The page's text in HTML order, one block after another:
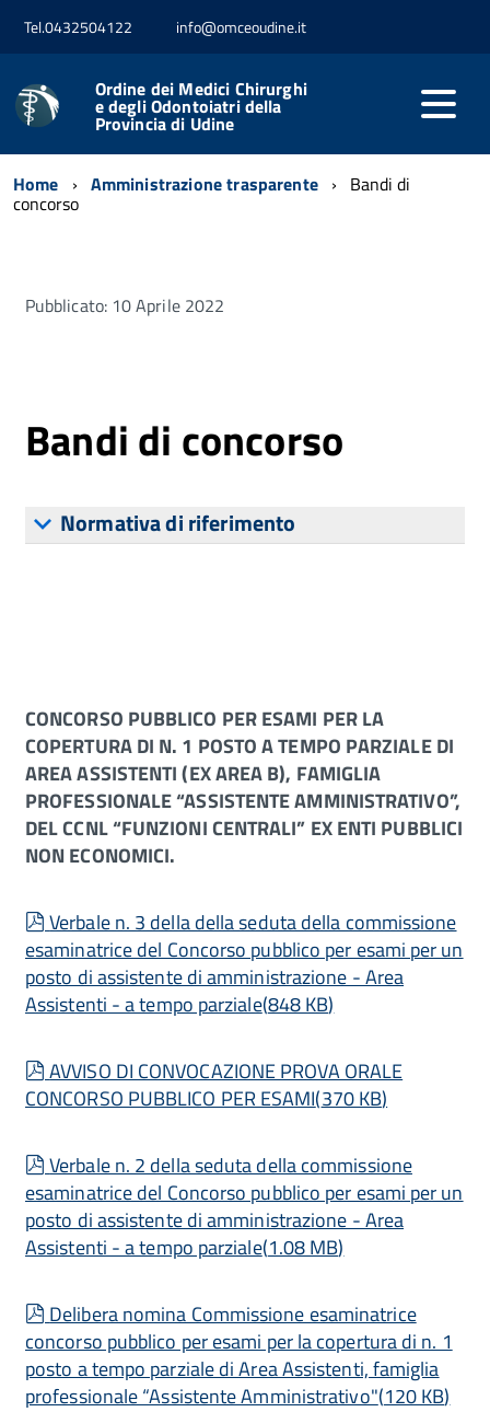
Tel.0432504122 info@omceoudine.it
Ordine dei Medici Chirurghi
e degli Odontoiatri della
Provincia di Udine
Home Amministrazione trasparente Bandi di
concorso
Pubblicato: 10 Aprile 2022
Bandi di concorso
Normativa di riferimento
CONCORSO PUBBLICO PER ESAMI PER LA
COPERTURA DI N. 1 POSTO A TEMPO PARZIALE DI
AREA ASSISTENTI (EX AREA B), FAMIGLIA
PROFESSIONALE “ASSISTENTE AMMINISTRATIVO”,
DEL CCNL “FUNZIONI CENTRALI” EX ENTI PUBBLICI
NON ECONOMICI.
pdf
Verbale n. 3 della della seduta della commissione
esaminatrice del Concorso pubblico per esami per un
posto di assistente di amministrazione - Area
Assistenti - a tempo parziale(848 KB)
pdf
AVVISO DI CONVOCAZIONE PROVA ORALE
CONCORSO PUBBLICO PER ESAMI(370 KB)
pdf
Verbale n. 2 della seduta della commissione
esaminatrice del Concorso pubblico per esami per un
posto di assistente di amministrazione - Area
Assistenti - a tempo parziale(1.08 MB)
pdf
Delibera nomina Commissione esaminatrice
concorso pubblico per esami per la copertura di n. 1
posto a tempo parziale di Area Assistenti, famiglia
professionale “Assistente Amministrativo"(120 KB)